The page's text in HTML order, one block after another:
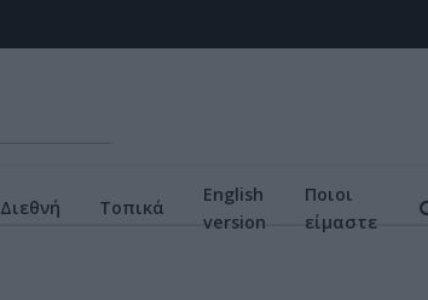
Διεθνή Τοπικά
English
version
Ποιοι
είμαστε